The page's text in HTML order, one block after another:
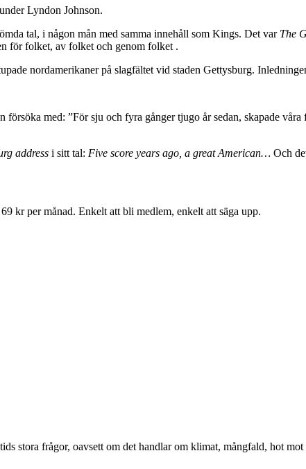
Lyndon Johnson.
tal, i någon mån med samma innehåll som Kings. Det var The
för folket, av folket och genom folket .
nordamerikaner på slagfältet vid staden Gettysburg.
med: ”För sju och fyra gånger tjugo år sedan, skapade
address i sitt tal: Five score years ago, a great American… Och
kr per månad. Enkelt att bli medlem, enkelt att säga upp.
stora frågor, oavsett om det handlar om klimat, mångfald, hot